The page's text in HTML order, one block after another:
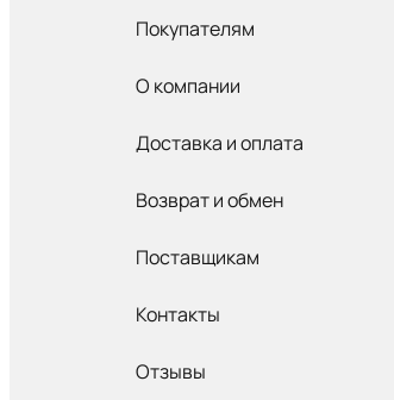
Покупателям
О компании
Доставка и оплата
Возврат и обмен
Поставщикам
Контакты
Отзывы